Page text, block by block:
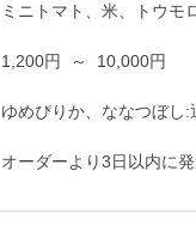
ミニトマト、米、トウモ
1,200円 ～ 10,000円
ゆめぴりか、ななつぼし
オーダーより3日以内に